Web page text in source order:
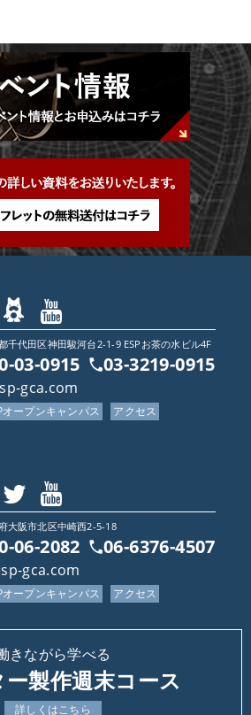
千代田区神田駿河台2-1-9 ESPお茶の水ビル4F
03-0915 03-3219-0915
gca.com
オープンキャンパス アクセス
大阪市北区中崎西2-5-18
06-2082 06-6376-4507
gca.com
オープンキャンパス アクセス
きながら学べる
ー製作週末コース
詳しくはこちら